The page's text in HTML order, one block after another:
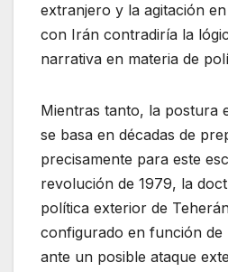
extranjero y la agitación
con Irán contradiría la
narrativa en materia de
Mientras tanto, la postura
se basa en décadas de
precisamente para este
revolución de 1979, la
política exterior de
configurado en función de
ante un posible ataque